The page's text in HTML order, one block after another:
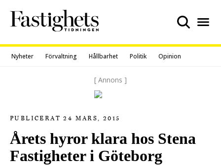
content
Nyheter Förvaltning Hållbarhet Politik Opinion
[ Annons ]
PUBLICERAT 24 MARS, 2015
Årets hyror klara hos Stena
Fastigheter i Göteborg